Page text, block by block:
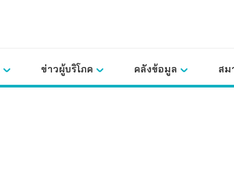
ข่าวผู้บริโภค คลังข้อมูล สม